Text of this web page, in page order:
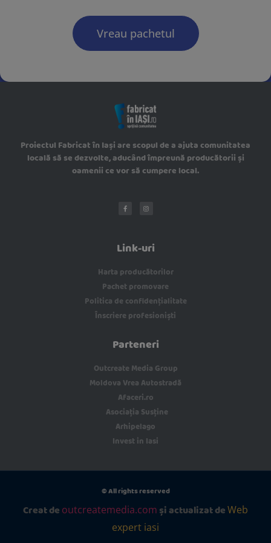
Vreau pachetul
Proiectul Fabricat în Iași are scopul de a ajuta comunitatea
locală să se dezvolte, aducând împreună producătorii și
oamenii ce vor să cumpere local.
Link-uri
Harta producătorilor
Pachet promovare
Politica de confidențialitate
Înscriere profesioniști
Parteneri
Outcreate Media Group
Moldova Vrea Autostradă
Afaceri.ro
Asociația Susține
Arhipelago
Invest in Iasi
© All rights reserved
Creat de outcreatemedia.com și actualizat deWeb
expert iasi